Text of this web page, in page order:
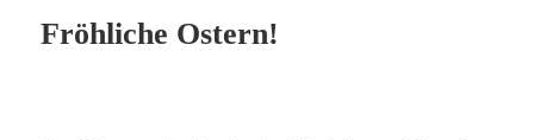
Fröhliche Ostern!